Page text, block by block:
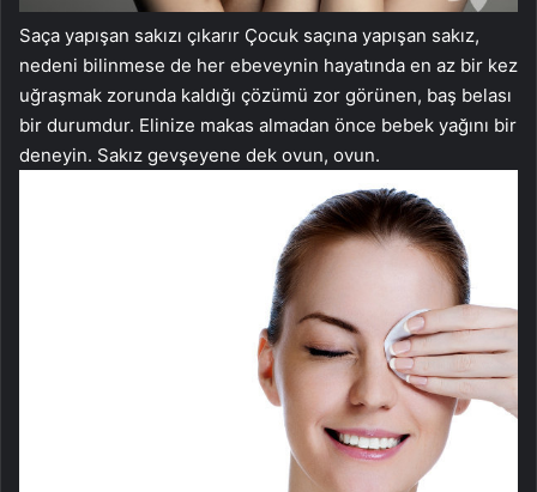
Saça yapışan sakızı çıkarır Çocuk saçına yapışan sakız,
nedeni bilinmese de her ebeveynin hayatında en az bir kez
uğraşmak zorunda kaldığı çözümü zor görünen, baş belası
bir durumdur. Elinize makas almadan önce bebek yağını bir
deneyin. Sakız gevşeyene dek ovun, ovun.